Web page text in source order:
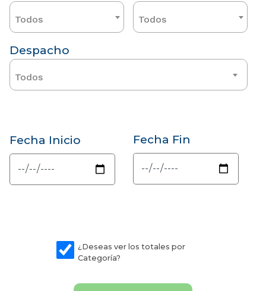
Todos Todos
Despacho
Todos
Fecha Inicio Fecha Fin
¿Deseas ver los totales por
Categoría?